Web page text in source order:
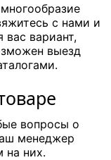
с нами и
вариант,
выезд
вопросы о
менеджер
на них.